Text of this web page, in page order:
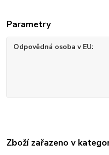
Parametry
Odpovědná osoba v EU
Zboží zařazeno v